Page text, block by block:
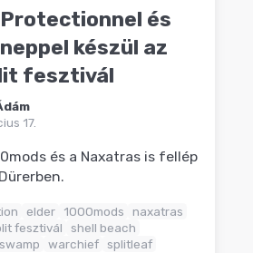
és
készül az
fesztivál
17.
és a Naxatras is fellép
elder 1000mods
naxatras
fesztivál
shell beach
warchief splitleaf